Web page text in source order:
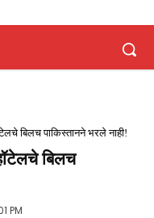
बिलच पाकिस्तानने भरले नाही!
बिलच
PM